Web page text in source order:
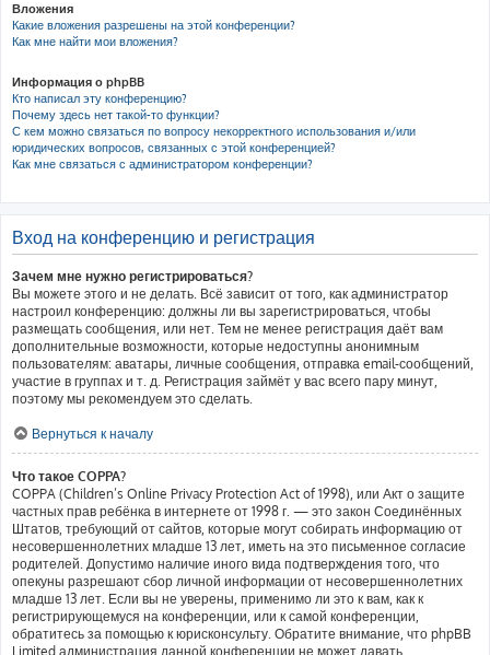
Вложения
Какие вложения разрешены на этой конференции?
Как мне найти мои вложения?
Информация о phpBB
Кто написал эту конференцию?
Почему здесь нет такой-то функции?
С кем можно связаться по вопросу некорректного использования и/или
юридических вопросов, связанных с этой конференцией?
Как мне связаться с администратором конференции?
Вход на конференцию и регистрация
Зачем мне нужно регистрироваться?
Вы можете этого и не делать. Всё зависит от того, как администратор
настроил конференцию: должны ли вы зарегистрироваться, чтобы
размещать сообщения, или нет. Тем не менее регистрация даёт вам
дополнительные возможности, которые недоступны анонимным
пользователям: аватары, личные сообщения, отправка email-сообщений,
участие в группах и т. д. Регистрация займёт у вас всего пару минут,
поэтому мы рекомендуем это сделать.
Вернуться к началу
Что такое COPPA?
COPPA (Children’s Online Privacy Protection Act of 1998), или Акт о защите
частных прав ребёнка в интернете от 1998 г. — это закон Соединённых
Штатов, требующий от сайтов, которые могут собирать информацию от
несовершеннолетних младше 13 лет, иметь на это письменное согласие
родителей. Допустимо наличие иного вида подтверждения того, что
опекуны разрешают сбор личной информации от несовершеннолетних
младше 13 лет. Если вы не уверены, применимо ли это к вам, как к
регистрирующемуся на конференции, или к самой конференции,
обратитесь за помощью к юрисконсульту. Обратите внимание, что phpBB
Limited администрация данной конференции не может давать